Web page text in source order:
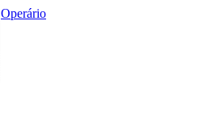
Operário